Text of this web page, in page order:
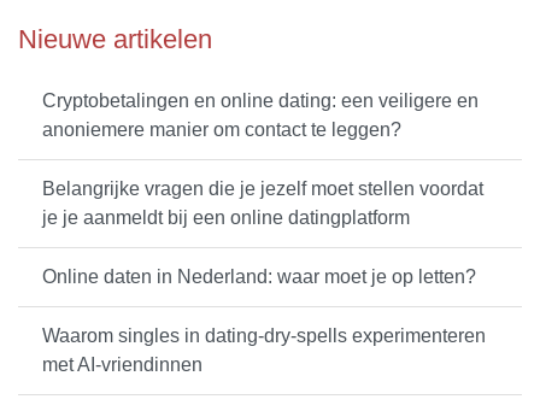
Nieuwe artikelen
Cryptobetalingen en online dating: een veiligere en
anoniemere manier om contact te leggen?
Belangrijke vragen die je jezelf moet stellen voordat
je je aanmeldt bij een online datingplatform
Online daten in Nederland: waar moet je op letten?
Waarom singles in dating-dry-spells experimenteren
met AI-vriendinnen